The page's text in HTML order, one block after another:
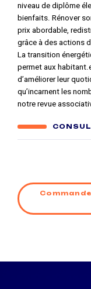
niveau de diplôme
bienfaits. Rénover
prix abordable,
grâce à des actions
La transition
permet aux
d’améliorer leur
qu’incarnent les
notre revue